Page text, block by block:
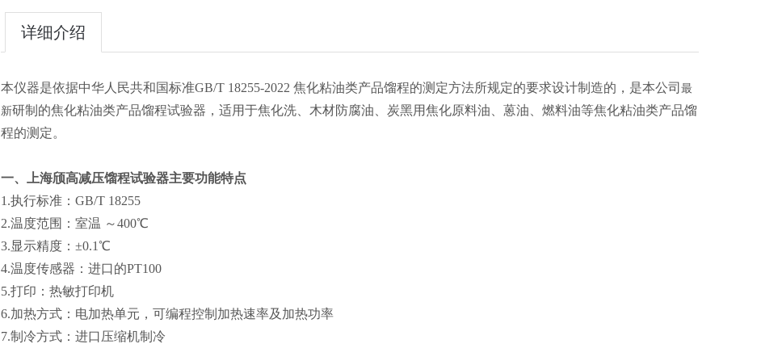
详细介绍
本仪器是依据中华人民共和国标准GB/T 18255-2022 焦化粘油类产品馏程的测定方法所规定的要求设计制造的，是本公司 最
新研制的焦化粘油类产品馏程试验器，适用于焦化洗、木材防腐油、炭黑用焦化原料油、蒽油、燃料油等焦化粘油类产品馏
程的测定。
一、 上海颀高减压馏程试验器主要功能特点
1.执行标准：GB/T 18255
2.温度范围：室温 ～400℃
3.显示精度：±0.1℃
4.温度传感器：进口的PT100
5.打印：热敏打印机
6.加热方式：电加热单元，可编程控制加热速率及加热功率
7.制冷方式：进口压缩机制冷